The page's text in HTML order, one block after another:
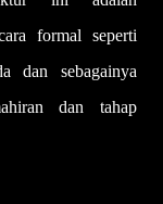
formal seperti
dan sebagainya
dan tahap